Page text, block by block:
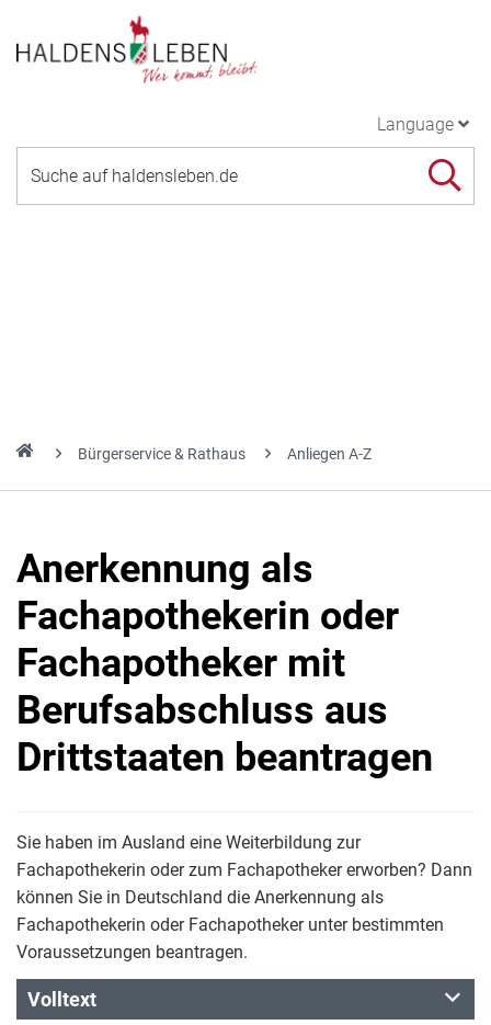
Language
Bürgerservice & Rathaus Anliegen A-Z
Anerkennung als
Fachapothekerin oder
Fachapotheker mit
Berufsabschluss aus
Drittstaaten beantragen
Sie haben im Ausland eine Weiterbildung zur
Fachapothekerin oder zum Fachapotheker erworben? Dann
können Sie in Deutschland die Anerkennung als
Fachapothekerin oder Fachapotheker unter bestimmten
Voraussetzungen beantragen.
Volltext